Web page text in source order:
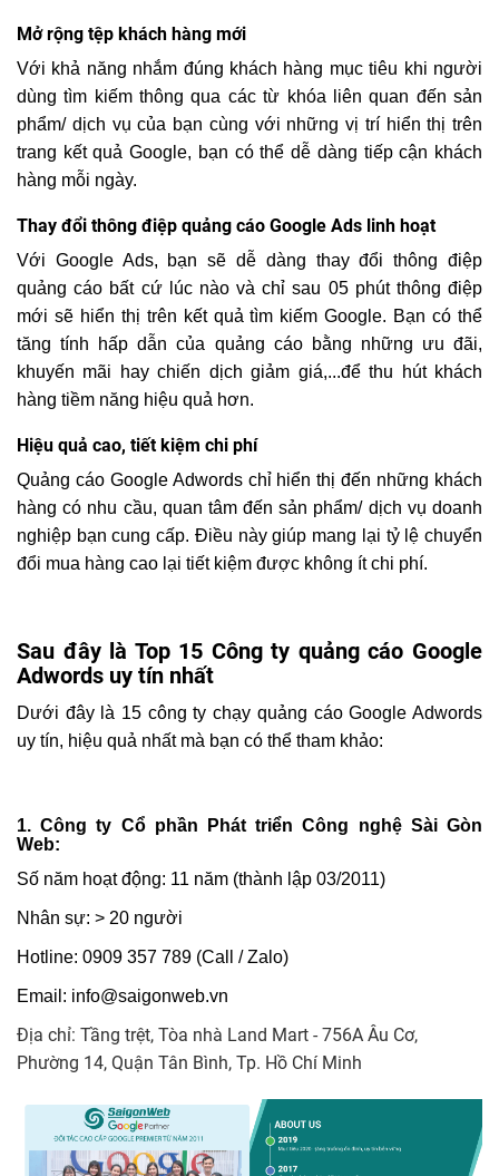
Mở rộng tệp khách hàng mới
Với khả năng nhắm đúng khách hàng mục tiêu khi người
dùng tìm kiếm thông qua các từ khóa liên quan đến sản
phẩm/ dịch vụ của bạn cùng với những vị trí hiển thị trên
trang kết quả Google, bạn có thể dễ dàng tiếp cận khách
hàng mỗi ngày.
Thay đổi thông điệp quảng cáo Google Ads linh hoạt
Với Google Ads, bạn sẽ dễ dàng thay đổi thông điệp
quảng cáo bất cứ lúc nào và chỉ sau 05 phút thông điệp
mới sẽ hiển thị trên kết quả tìm kiếm Google. Bạn có thể
tăng tính hấp dẫn của quảng cáo bằng những ưu đãi,
khuyến mãi hay chiến dịch giảm giá,...để thu hút khách
hàng tiềm năng hiệu quả hơn.
Hiệu quả cao, tiết kiệm chi phí
Quảng cáo Google Adwords chỉ hiển thị đến những khách
hàng có nhu cầu, quan tâm đến sản phẩm/ dịch vụ doanh
nghiệp bạn cung cấp. Điều này giúp mang lại tỷ lệ chuyển
đổi mua hàng cao lại tiết kiệm được không ít chi phí.
Sau đây là Top 15 Công ty quảng cáo Google
Adwords uy tín nhất
Dưới đây là 15 công ty chạy quảng cáo Google Adwords
uy tín, hiệu quả nhất mà bạn có thể tham khảo:
1. Công ty Cổ phần Phát triển Công nghệ Sài Gòn
Web:
Số năm hoạt động: 11 năm (thành lập 03/2011)
Nhân sự: > 20 người
Hotline: 0909 357 789 (Call / Zalo)
Email: info@saigonweb.vn
Địa chỉ: Tầng trệt, Tòa nhà Land Mart - 756A Âu Cơ,
Phường 14​, Quận Tân Bình, Tp. Hồ Chí Minh